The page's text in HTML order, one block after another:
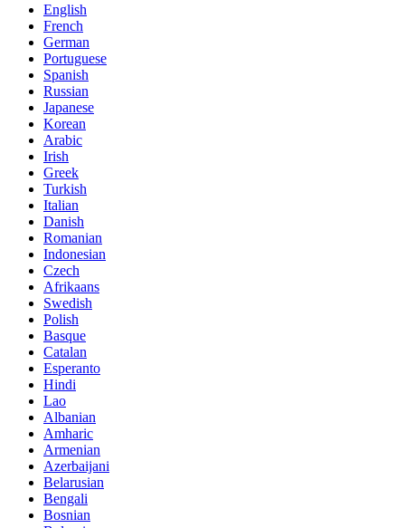
English
French
German
Portuguese
Spanish
Russian
Japanese
Korean
Arabic
Irish
Greek
Turkish
Italian
Danish
Romanian
Indonesian
Czech
Afrikaans
Swedish
Polish
Basque
Catalan
Esperanto
Hindi
Lao
Albanian
Amharic
Armenian
Azerbaijani
Belarusian
Bengali
Bosnian